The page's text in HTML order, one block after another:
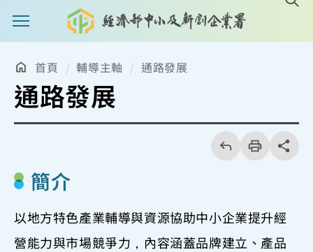
主選單案扭
首頁 輔導主軸 通路發展
通路發展
回
上
一
頁
列
印
share分享
簡介
以地方特色產業輔導與資源協助中小企業提升經
營能力與市場競爭力，內容涵蓋品牌建立、產品